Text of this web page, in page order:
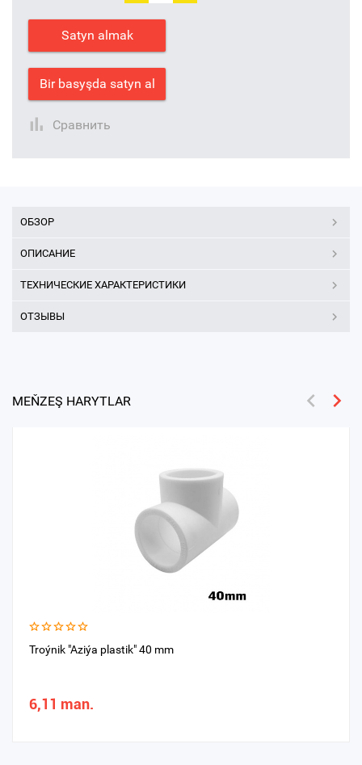
Satyn almak
Bir basyşda satyn al
Сравнить
ОБЗОР
ОПИСАНИЕ
ТЕХНИЧЕСКИЕ ХАРАКТЕРИСТИКИ
ОТЗЫВЫ
MEŇZEŞ HARYTLAR
Troýnik "Aziýa plastik" 40 mm
6,11 man.